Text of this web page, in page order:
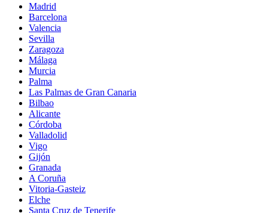
Madrid
Barcelona
Valencia
Sevilla
Zaragoza
Málaga
Murcia
Palma
Las Palmas de Gran Canaria
Bilbao
Alicante
Córdoba
Valladolid
Vigo
Gijón
Granada
A Coruña
Vitoria-Gasteiz
Elche
Santa Cruz de Tenerife